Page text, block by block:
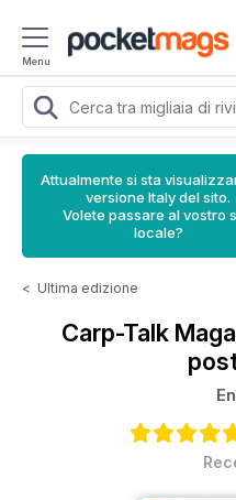
Menu
Attualmente si sta
versione Italy del sito.
Volete passare al vostro
locale?
< Ultima edizione
Carp-Talk